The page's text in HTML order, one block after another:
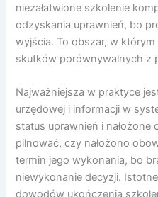
niezałatwione szkolenie
odzyskania uprawnień, bo
wyjścia. To obszar, w
skutków porównywalnych z
Najważniejsza w praktyce
urzędowej i informacji w
status uprawnień i
pilnować, czy nałożono
termin jego wykonania, bo
niewykonanie decyzji.
dowodów ukończenia